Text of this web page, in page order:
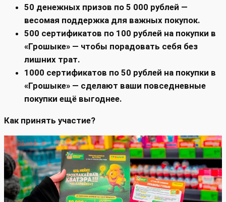
50 денежных призов по 5 000 рублей —
весомая поддержка для важных покупок.
500 сертификатов по 100 рублей на покупки в
«Грошыке» — чтобы порадовать себя без
лишних трат.
1000 сертификатов по 50 рублей на покупки в
«Грошыке» — сделают ваши повседневные
покупки ещё выгоднее.
Как принять участие?